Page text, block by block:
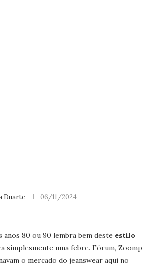
Duarte 06/11/2024
anos 80 ou 90 lembra bem deste estilo
simplesmente uma febre. Fórum, Zoomp
o mercado do jeanswear aqui no